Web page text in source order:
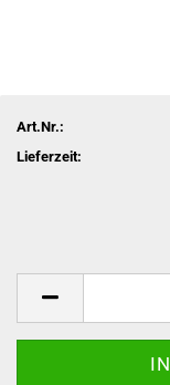
Art.Nr.:
Lieferzeit: